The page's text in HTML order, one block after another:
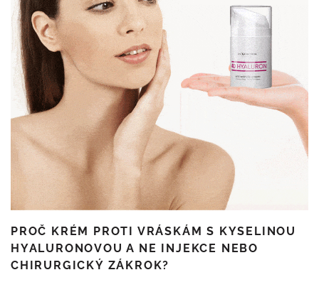
PROČ KRÉM PROTI VRÁSKÁM S KYSELINOU
HYALURONOVOU A NE INJEKCE NEBO
CHIRURGICKÝ ZÁKROK?